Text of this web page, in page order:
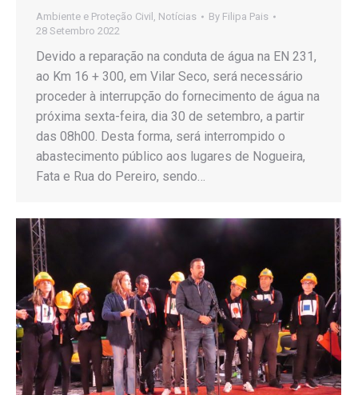
Ambiente e Proteção Civil Notícias By Filipa Pais
28 Setembro 2022
Devido a reparação na conduta de água na EN 231,
ao Km 16 + 300, em Vilar Seco, será necessário
proceder à interrupção do fornecimento de água na
próxima sexta-feira, dia 30 de setembro, a partir
das 08h00. Desta forma, será interrompido o
abastecimento público aos lugares de Nogueira,
Fata e Rua do Pereiro, sendo…